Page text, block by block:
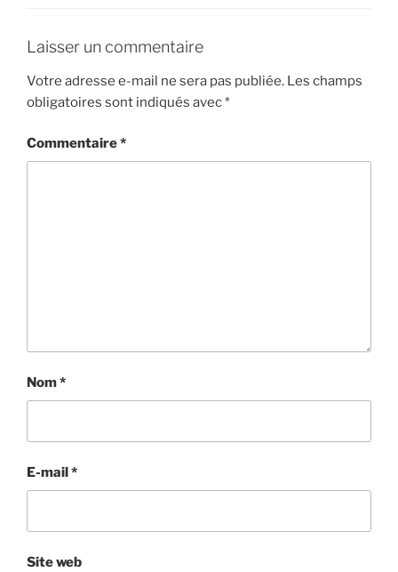
Laisser un commentaire
Votre adresse e-mail ne sera pas publiée. Les champs
obligatoires sont indiqués avec*
Commentaire*
Nom*
E-mail *
Site web